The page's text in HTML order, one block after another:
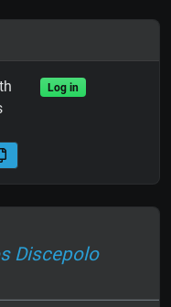
Log in
Discepolo